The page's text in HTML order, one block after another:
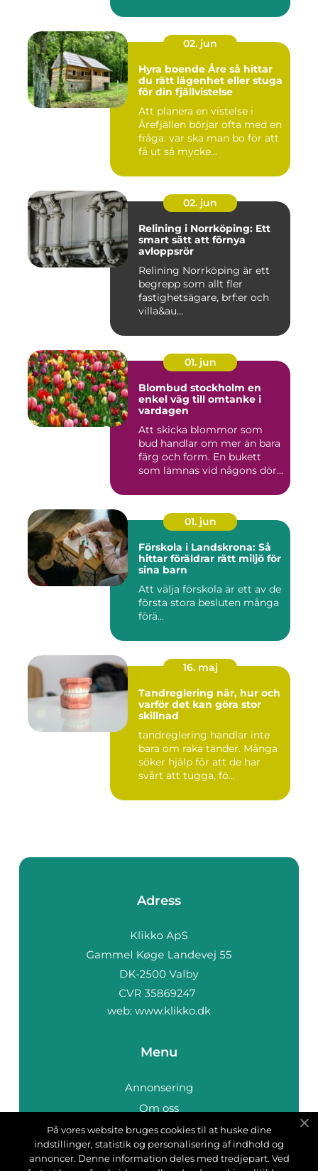
02. jun
Hyra boende Åre så hittar
du rätt lägenhet eller stuga
för din fjällvistelse
Att planera en vistelse i
Årefjällen börjar ofta med en
fråga: var ska man bo för att
få ut så mycke...
02. jun
Relining i Norrköping: Ett
smart sätt att förnya
avloppsrör
Relining Norrköping är ett
begrepp som allt fler
fastighetsägare, brf:er och
villa&au...
01. jun
Blombud stockholm en
enkel väg till omtanke i
vardagen
Att skicka blommor som
bud handlar om mer än bara
färg och form. En bukett
som lämnas vid någons dör...
01. jun
Förskola i Landskrona: Så
hittar föräldrar rätt miljö för
sina barn
Att välja förskola är ett av de
första stora besluten många
förä...
16. maj
Tandreglering när, hur och
varför det kan göra stor
skillnad
tandreglering handlar inte
bara om raka tänder. Många
söker hjälp för att de har
svårt att tugga, fö...
Adress
web: www.klikko.dk
Menu
Annonsering
Om oss
Cookies
Kontakta oss
På vores website bruges cookies til at huske dine
indstillinger, statistik og personalisering af indhold og
annoncer. Denne information deles med tredjepart. Ved